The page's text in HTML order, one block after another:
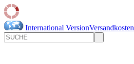
International VersionVersandkosten